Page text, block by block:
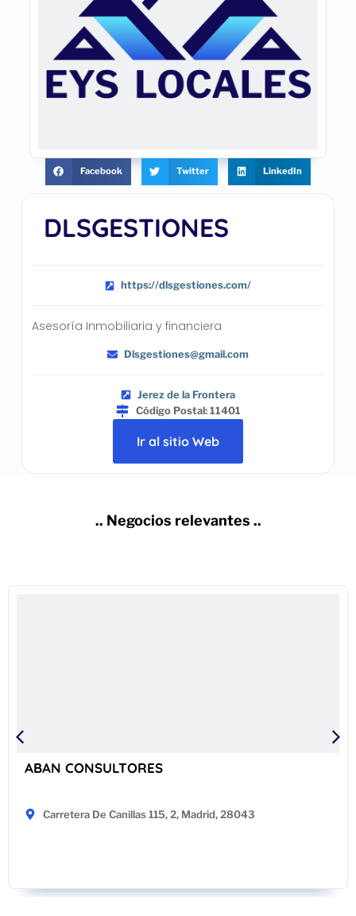
DLSGESTIONES
https://dlsgestiones.com/
Asesoría Inmobiliaria y financiera
Dlsgestiones@gmail.com
Jerez de la Frontera
Código Postal: 11401
Ir al sitio Web
Facebook Twitter LinkedIn
.. Negocios relevantes ..
ABAN CONSULTORES
Carretera De Canillas 115, 2, Madrid, 28043